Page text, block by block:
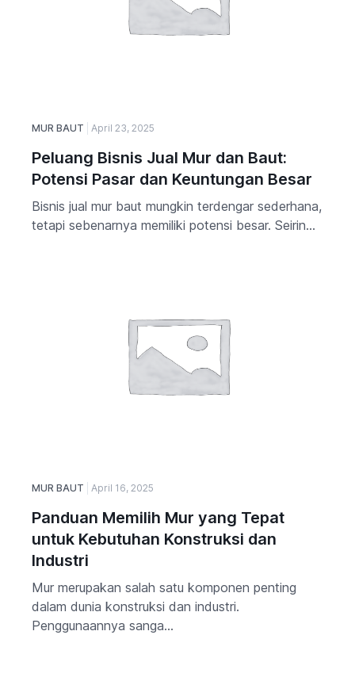
MUR BAUT April 23, 2025
Peluang Bisnis Jual Mur dan Baut:
Potensi Pasar dan Keuntungan Besar
Bisnis jual mur baut mungkin terdengar sederhana,
tetapi sebenarnya memiliki potensi besar. Seirin...
MUR BAUT April 16, 2025
Panduan Memilih Mur yang Tepat
untuk Kebutuhan Konstruksi dan
Industri
Mur merupakan salah satu komponen penting
dalam dunia konstruksi dan industri.
Penggunaannya sanga...